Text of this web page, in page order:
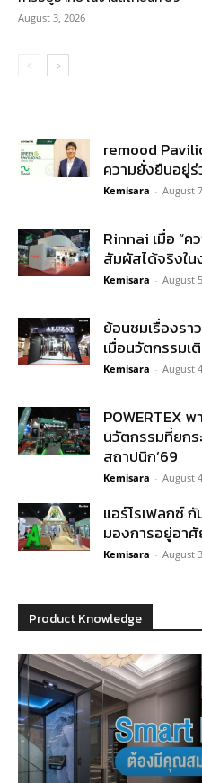
August 3, 2026
remood
ความยั่งยืนอยู่
Kemisara - August
Rinnai เมื่อ “ค
สัมผัสได้จริงใน
Kemisara - August
ย้อนชมเรื่องรา
เมื่อนวัตกรรมเ
Kemisara - August
POWERTEX
นวัตกรรมที่ยก
สถาปนิก’69
Kemisara - August
แอร์โรเฟลกซ์
มองการอยู่อาศั
Kemisara - August
Product Knowledge